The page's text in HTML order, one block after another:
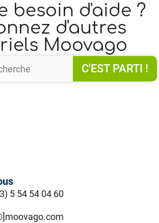
besoin d'aide ?
d'autres
Moovago
C'EST PARTI !
5 54 54 04 60